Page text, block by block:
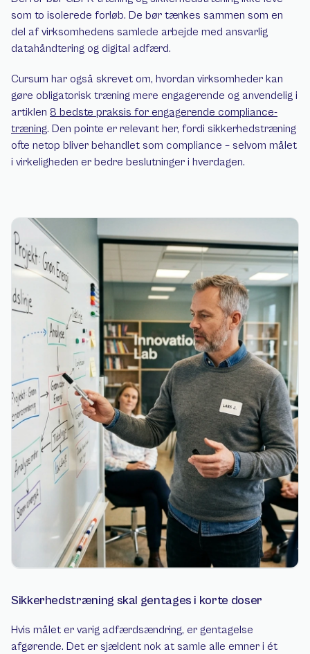
som to isolerede forløb. De bør tænkes sammen som en
del af virksomhedens samlede arbejde med ansvarlig
datahåndtering og digital adfærd.
Cursum har også skrevet om, hvordan virksomheder kan
gøre obligatorisk træning mere engagerende og anvendelig i
artiklen 8 bedste praksis for engagerende compliance-
træning. Den pointe er relevant her, fordi sikkerhedstræning
ofte netop bliver behandlet som compliance – selvom målet
i virkeligheden er bedre beslutninger i hverdagen.
Sikkerhedstræning skal gentages i korte doser
Hvis målet er varig adfærdsændring, er gentagelse
afgørende. Det er sjældent nok at samle alle emner i ét